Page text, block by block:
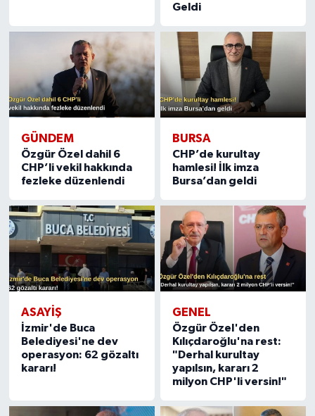
Geldi
GÜNDEM
Özgür Özel dahil 6
CHP’li vekil hakkında
fezleke düzenlendi
BURSA
CHP’de kurultay
hamlesi! İlk imza
Bursa’dan geldi
ASAYIŞ
İzmir'de Buca
Belediyesi'ne dev
operasyon: 62 gözaltı
kararı!
GENEL
Özgür Özel'den
Kılıçdaroğlu'na rest:
"Derhal kurultay
yapılsın, kararı 2
milyon CHP'li versin!"